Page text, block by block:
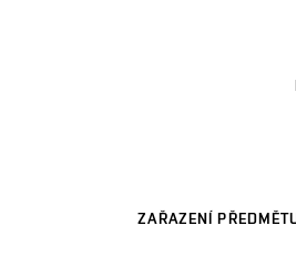
ZAŘAZENÍ